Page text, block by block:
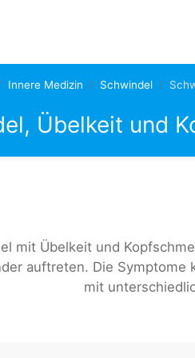
Innere Medizin Schwindel
Übelkeit und
mit Übelkeit und
auftreten. Die Symptome
mit